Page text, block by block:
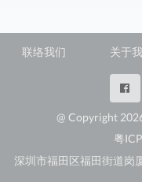
联络我们 关于
@ Copyright
粤
深圳市福田区福田街道岗